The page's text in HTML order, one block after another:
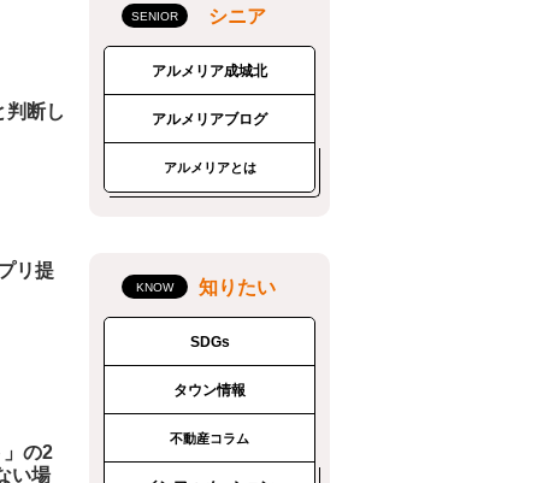
判断し
リ提
」の2
い場
シニア
アルメリア成城北
アルメリアブログ
アルメリアとは
知りたい
SDGs
タウン情報
不動産コラム